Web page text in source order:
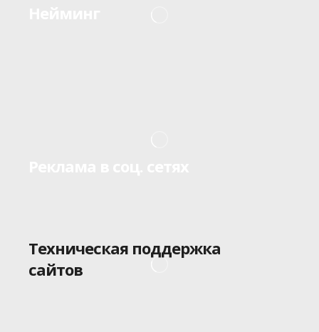
Техническая поддержка
сайтов